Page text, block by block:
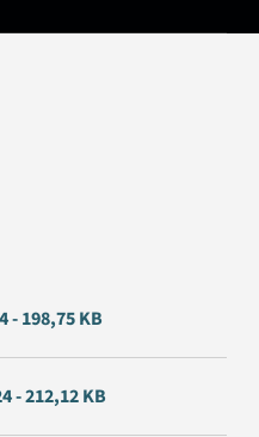
- 198,75 KB
- 212,12 KB